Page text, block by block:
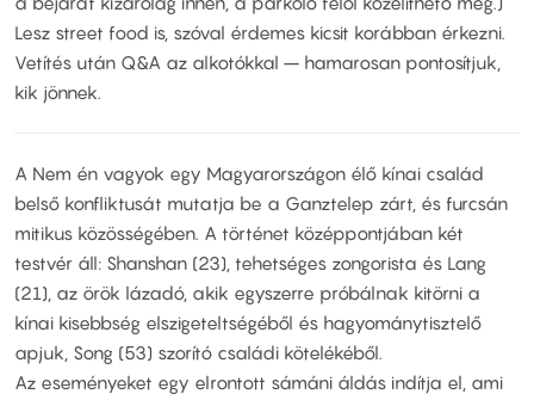
Lesz street food is, szóval érdemes kicsit korábban érkezni.
Vetítés után Q&A az alkotókkal – hamarosan pontosítjuk,
kik jönnek.
A Nem én vagyok egy Magyarországon élő kínai család
belső konfliktusát mutatja be a Ganztelep zárt, és furcsán
mitikus közösségében. A történet középpontjában két
testvér áll: Shanshan (23), tehetséges zongorista és Lang
(21), az örök lázadó, akik egyszerre próbálnak kitörni a
kínai kisebbség elszigeteltségéből és hagyománytisztelő
apjuk, Song (53) szorító családi kötelékéből.
Az eseményeket egy elrontott sámáni áldás indítja el, ami